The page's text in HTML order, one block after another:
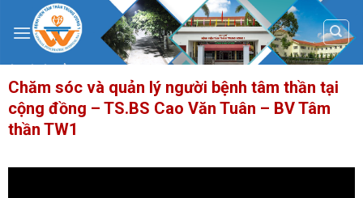
content
Chăm sóc và quản lý người bệnh tâm thần tại
cộng đồng – TS.BS Cao Văn Tuân – BV Tâm
thần TW1